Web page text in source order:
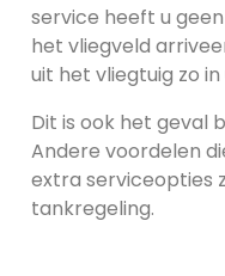
service heeft u
het vliegveld
uit het vliegtuig zo
Dit is ook het geval
Andere voordelen
extra serviceopties
tankregeling.